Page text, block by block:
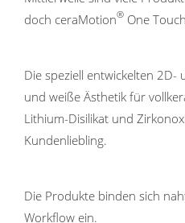
doch ceraMotion® One
Die speziell entwickelten
und weiße Ästhetik für
Lithium-Disilikat und
Kundenliebling.
Die Produkte binden sich
Workflow ein.